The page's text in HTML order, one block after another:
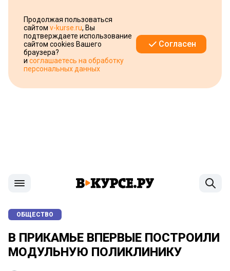
Продолжая пользоваться
сайтом v-kurse.ru, Вы
подтверждаете использование
сайтом cookies Вашего
браузера?
и соглашаетесь на обработку
персональных данных
Согласен
ОБЩЕСТВО
В ПРИКАМЬЕ ВПЕРВЫЕ ПОСТРОИЛИ
МОДУЛЬНУЮ ПОЛИКЛИНИКУ